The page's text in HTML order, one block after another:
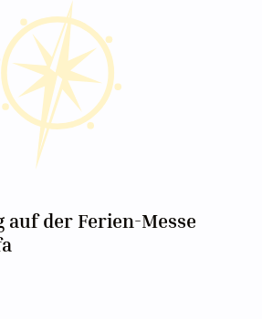
auf der Ferien-Messe